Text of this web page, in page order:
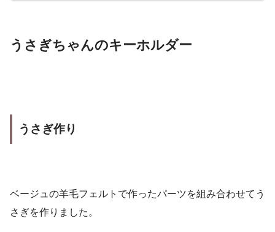
うさぎちゃんのキーホルダー
うさぎ作り
ベージュの羊毛フェルトで作ったパーツを組み合わせてう
さぎを作りました。